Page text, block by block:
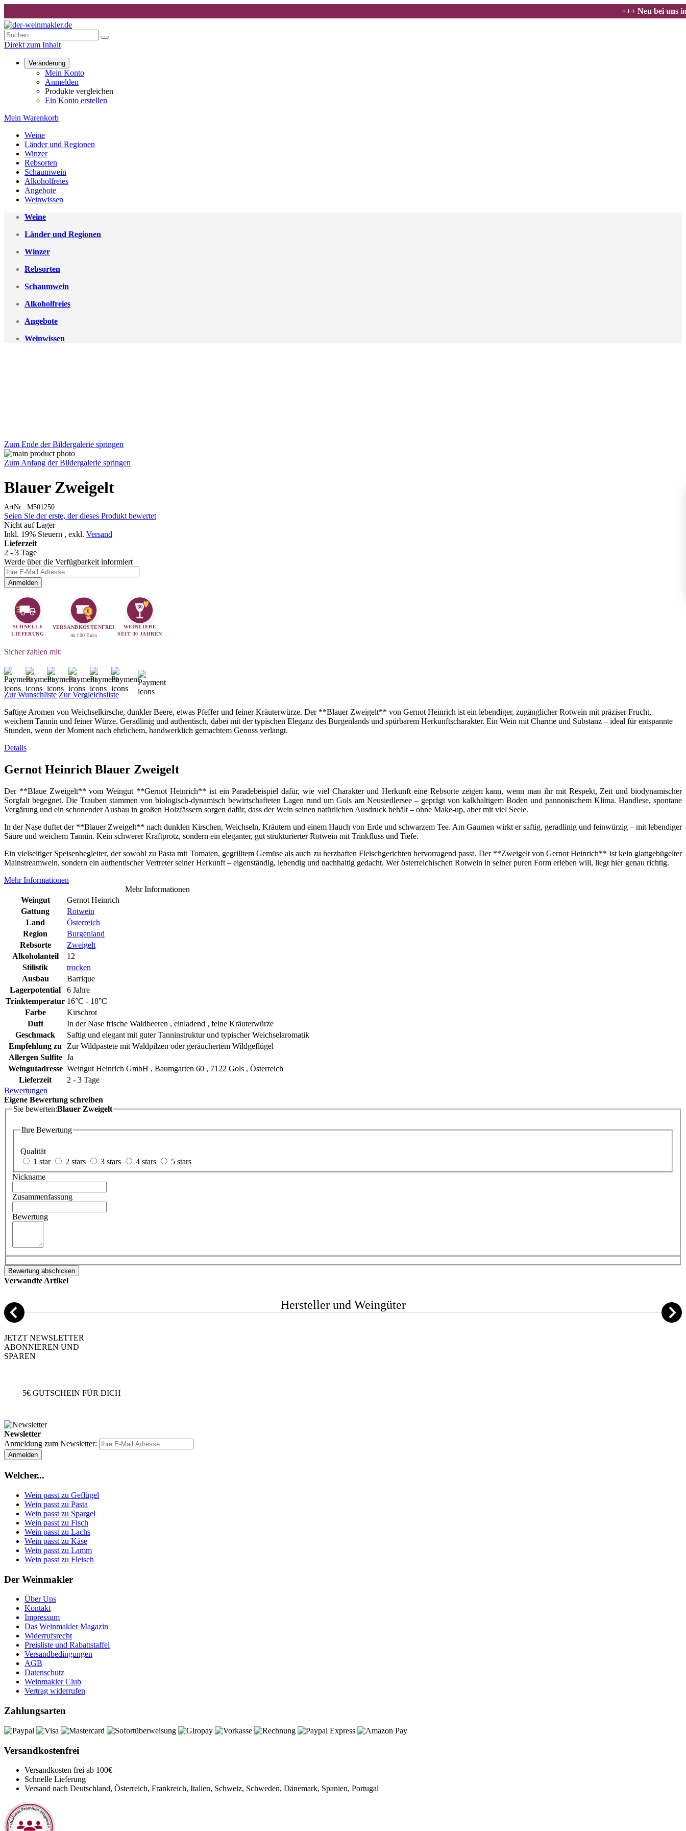
+++ Neu bei uns im
Direkt zum Inhalt
Veränderung
Mein Konto
Anmelden
Produkte vergleichen
Ein Konto erstellen
Mein Warenkorb
Weine
Länder und Regionen
Winzer
Rebsorten
Schaumwein
Alkoholfreies
Angebote
Weinwissen
Weine
Länder und Regionen
Winzer
Rebsorten
Schaumwein
Alkoholfreies
Angebote
Weinwissen
Zum Ende der Bildergalerie springen
Zum Anfang der Bildergalerie springen
Blauer Zweigelt
ArtNr.: M501250
Seien Sie der erste, der dieses Produkt bewertet
Nicht auf Lager
Inkl. 19% Steuern , exkl. Versand
Lieferzeit
2 - 3 Tage
Werde über die Verfügbarkeit informiert
Anmelden
SCHNELLE
LIEFERUNG
€
VERSANDKOSTENFREI
ab 100 Euro
30
WEINLIEBE
SEIT 30 JAHREN
Sicher zahlen mit:
Zur Wunschliste Zur Vergleichsliste
Saftige Aromen von Weichselkirsche, dunkler Beere, etwas Pfeffer und feiner Kräuterwürze. Der **Blauer Zweigelt** von Gernot Heinrich ist ein lebendiger, zugänglicher Rotwein mit präziser Frucht,
weichem Tannin und feiner Würze. Geradlinig und authentisch, dabei mit der typischen Eleganz des Burgenlands und spürbarem Herkunftscharakter. Ein Wein mit Charme und Substanz – ideal für entspannte
Stunden, wenn der Moment nach ehrlichem, handwerklich gemachtem Genuss verlangt.
Details
Gernot Heinrich Blauer Zweigelt
Der **Blaue Zweigelt** vom Weingut **Gernot Heinrich** ist ein Paradebeispiel dafür, wie viel Charakter und Herkunft eine Rebsorte zeigen kann, wenn man ihr mit Respekt, Zeit und biodynamischer
Sorgfalt begegnet. Die Trauben stammen von biologisch-dynamisch bewirtschafteten Lagen rund um Gols am Neusiedlersee – geprägt von kalkhaltigem Boden und pannonischem Klima. Handlese, spontane
Vergärung und ein schonender Ausbau in großen Holzfässern sorgen dafür, dass der Wein seinen natürlichen Ausdruck behält – ohne Make-up, aber mit viel Seele.
In der Nase duftet der **Blauer Zweigelt** nach dunklen Kirschen, Weichseln, Kräutern und einem Hauch von Erde und schwarzem Tee. Am Gaumen wirkt er saftig, geradlinig und feinwürzig – mit lebendiger
Säure und weichem Tannin. Kein schwerer Kraftprotz, sondern ein eleganter, gut strukturierter Rotwein mit Trinkfluss und Tiefe.
Ein vielseitiger Speisenbegleiter, der sowohl zu Pasta mit Tomaten, gegrilltem Gemüse als auch zu herzhaften Fleischgerichten hervorragend passt. Der **Zweigelt von Gernot Heinrich** ist kein glattgebügelter
Mainstreamwein, sondern ein authentischer Vertreter seiner Herkunft – eigenständig, lebendig und nachhaltig gedacht. Wer österreichischen Rotwein in seiner puren Form erleben will, liegt hier genau richtig.
Mehr Informationen
Mehr Informationen
Weingut
Gernot Heinrich
Gattung
Rotwein
Land
Österreich
Region
Burgenland
Rebsorte
Zweigelt
Alkoholanteil
12
Stilistik
trocken
Ausbau
Barrique
Lagerpotential
6 Jahre
Trinktemperatur 16°C - 18°C
Farbe
Kirschrot
Duft
In der Nase frische Waldbeeren , einladend , feine Kräuterwürze
Geschmack
Saftig und elegant mit guter Tanninstruktur und typischer Weichselaromatik
Empfehlung zu
Zur Wildpastete mit Waldpilzen oder geräuchertem Wildgeflügel
Allergen Sulfite Ja
Weingutadresse Weingut Heinrich GmbH , Baumgarten 60 , 7122 Gols , Österreich
Lieferzeit
2 - 3 Tage
Bewertungen
Eigene Bewertung schreiben
Sie bewerten:Blauer Zweigelt
Ihre Bewertung
Qualität
1 star
2 stars 3 stars 4 stars
5 stars
Nickname
Zusammenfassung
Bewertung
Bewertung abschicken
Verwandte Artikel
Hersteller und Weingüter
JETZT NEWSLETTER
ABONNIEREN UND
SPAREN
5€ GUTSCHEIN FÜR DICH
Newsletter
Anmeldung zum Newsletter:
Anmelden
Welcher...
Wein passt zu Geflügel
Wein passt zu Pasta
Wein passt zu Spargel
Wein passt zu Fisch
Wein passt zu Lachs
Wein passt zu Käse
Wein passt zu Lamm
Wein passt zu Fleisch
Der Weinmakler
Über Uns
Kontakt
Impressum
Das Weinmakler Magazin
Widerrufsrecht
Preisliste und Rabattstaffel
Versandbedingungen
AGB
Datenschutz
Weinmakler Club
Vertrag widerrufen
Zahlungsarten
Versandkostenfrei
Versandkosten frei ab 100€
Schnelle Lieferung
Versand nach Deutschland, Österreich, Frankreich, Italien, Schweiz, Schweden, Dänemark, Spanien, Portugal